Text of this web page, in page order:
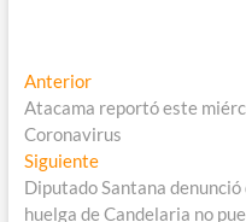
Navegación
de
entradas
AnteriorEntrada
anterior:
Atacama reportó este
Coronavirus
SiguienteEntrada
siguiente:
Diputado Santana
huelga de Candelaria no